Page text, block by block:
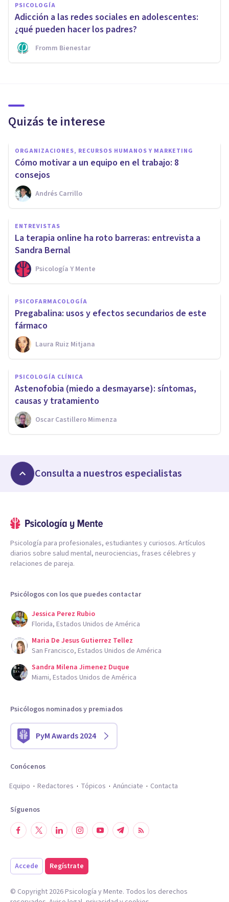
PSICOLOGÍA
Adicción a las redes sociales en adolescentes:
¿qué pueden hacer los padres?
Fromm Bienestar
Quizás te interese
ORGANIZACIONES, RECURSOS HUMANOS Y MARKETING
Cómo motivar a un equipo en el trabajo: 8
consejos
Andrés Carrillo
ENTREVISTAS
La terapia online ha roto barreras: entrevista a
Sandra Bernal
Psicología Y Mente
PSICOFARMACOLOGÍA
Pregabalina: usos y efectos secundarios de este
fármaco
Laura Ruiz Mitjana
PSICOLOGÍA CLÍNICA
Astenofobia (miedo a desmayarse): síntomas,
causas y tratamiento
Oscar Castillero Mimenza
Consulta a nuestros especialistas
Psicología para profesionales, estudiantes y curiosos. Artículos
diarios sobre salud mental, neurociencias, frases célebres y
relaciones de pareja.
Psicólogos con los que puedes contactar
Jessica Perez Rubio
Florida, Estados Unidos de América
Maria De Jesus Gutierrez Tellez
San Francisco, Estados Unidos de América
Sandra Milena Jimenez Duque
Miami, Estados Unidos de América
Psicólogos nominados y premiados
PyM Awards 2024
Conócenos
Equipo
Redactores Tópicos Anúnciate Contacta
Síguenos
Accede Regístrate
© Copyright 2026Psicología y Mente. Todos los derechos